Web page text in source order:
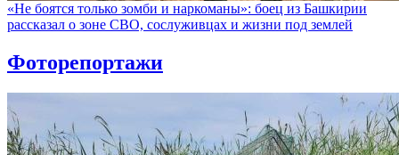
«Не боятся только зомби и наркоманы»: боец из Башкирии
рассказал о зоне СВО, сослуживцах и жизни под землей
Фоторепортажи